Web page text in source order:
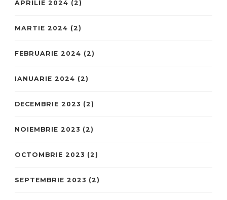
APRILIE 2024 (2)
MARTIE 2024 (2)
FEBRUARIE 2024 (2)
IANUARIE 2024 (2)
DECEMBRIE 2023 (2)
NOIEMBRIE 2023 (2)
OCTOMBRIE 2023 (2)
SEPTEMBRIE 2023 (2)